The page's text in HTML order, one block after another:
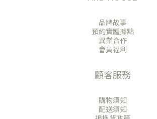
品牌故事
預約實體據點
異業合作
會員福利
顧客服務
購物須知
配送須知